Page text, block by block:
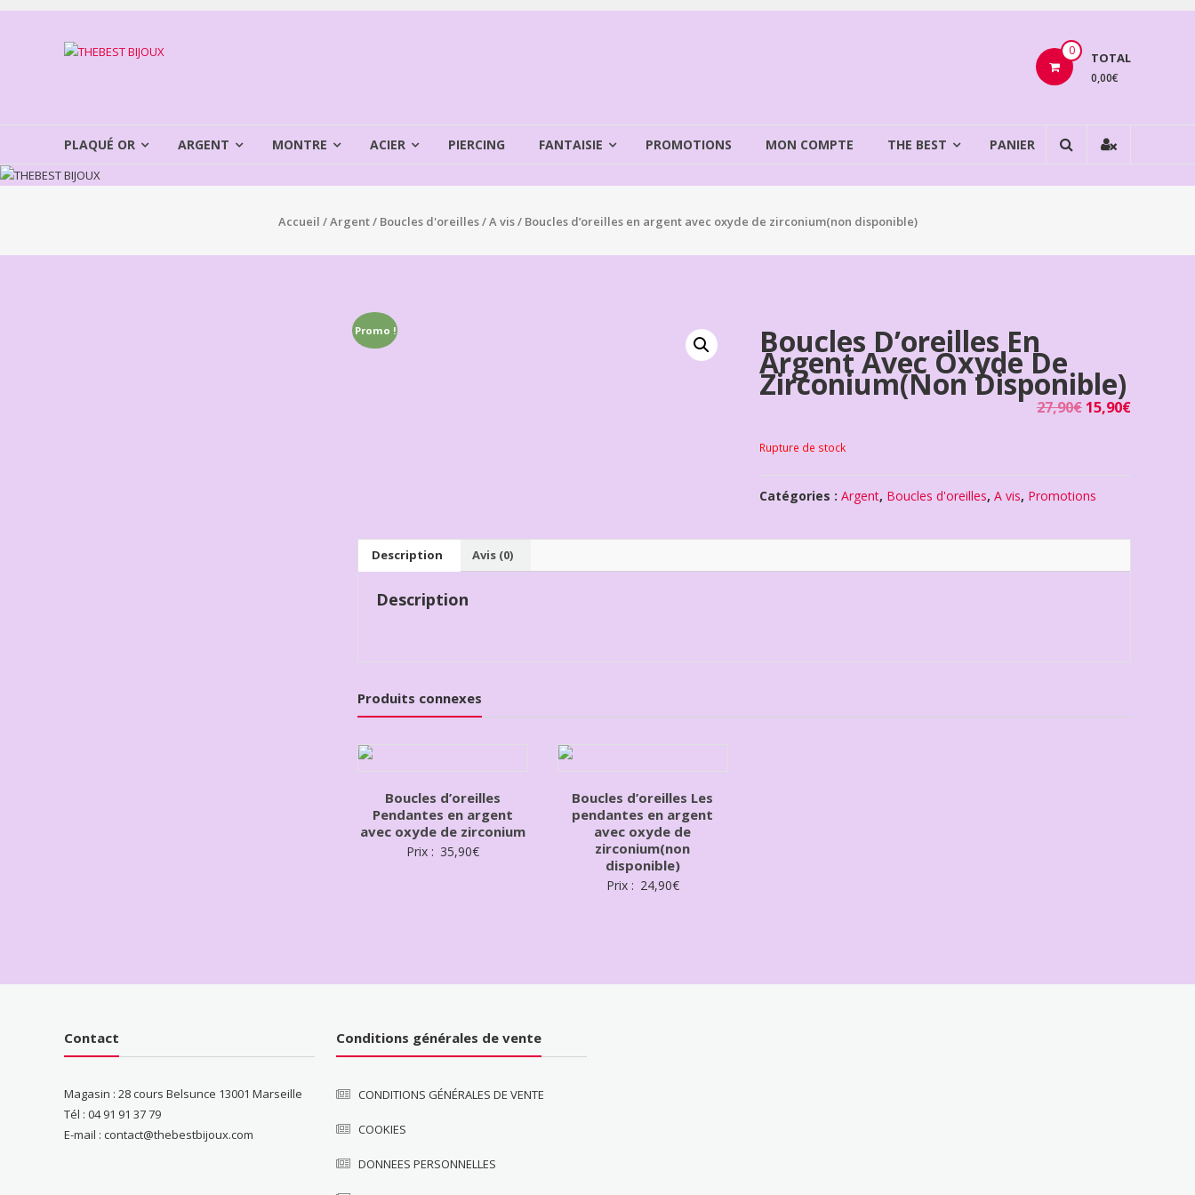
Aller
THEBEST
BIJOUX
0 TOTAL
0,00€
PLAQUÉ OR ARGENT MONTRE ACIER PIERCING FANTAISIE PROMOTIONS MON COMPTE THE BEST PANIER
Accueil /Argent/ Boucles d'oreilles/A vis/ Boucles d’oreilles en argent avec oxyde de zirconium(non disponible)
Promo ! Boucles D’oreilles En
Argent Avec Oxyde De
Zirconium(non Disponible)
27,90€ 15,90€
Rupture de stock
Catégories :Argent, Boucles d'oreilles,A vis, Promotions
Description Avis (0)
Description
Produits connexes
Boucles d’oreilles
Pendantes en argent
avec oxyde de zirconium
Prix : 35,90€
Boucles d’oreilles Les
pendantes en argent
avec oxyde de
zirconium(non
disponible)
Prix : 24,90€
Contact
Magasin : 28 cours Belsunce 13001 Marseille
Tél : 04 91 91 37 79
E-mail : contact@thebestbijoux.com
Conditions générales de vente
CONDITIONS GÉNÉRALES DE VENTE
COOKIES
DONNEES PERSONNELLES